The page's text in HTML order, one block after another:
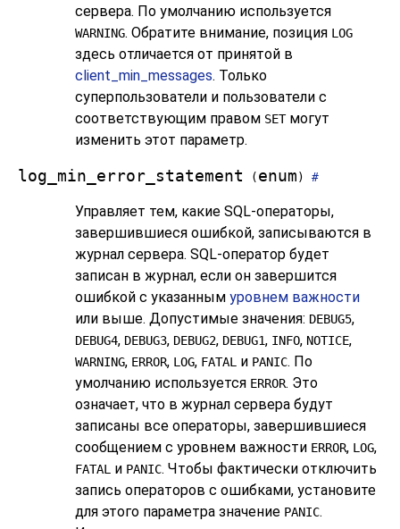
сервера. По умолчанию используется
WARNING. Обратите внимание, позиция LOG
здесь отличается от принятой в
client_min_messages. Только
суперпользователи и пользователи с
соответствующим правом SETмогут
изменить этот параметр.
log_min_error_statement ( enum ) #
Управляет тем, какие SQL-операторы,
завершившиеся ошибкой, записываются в
журнал сервера. SQL-оператор будет
записан в журнал, если он завершится
ошибкой с указанным уровнем важности
или выше. Допустимые значения: DEBUG5,
DEBUG4, DEBUG3, DEBUG2, DEBUG1, INFO, NOTICE,
WARNING, ERROR, LOG, FATAL и PANIC. По
умолчанию используется ERROR. Это
означает, что в журнал сервера будут
записаны все операторы, завершившиеся
сообщением с уровнем важности ERROR, LOG,
FATAL и PANIC. Чтобы фактически отключить
запись операторов с ошибками, установите
для этого параметра значение PANIC.